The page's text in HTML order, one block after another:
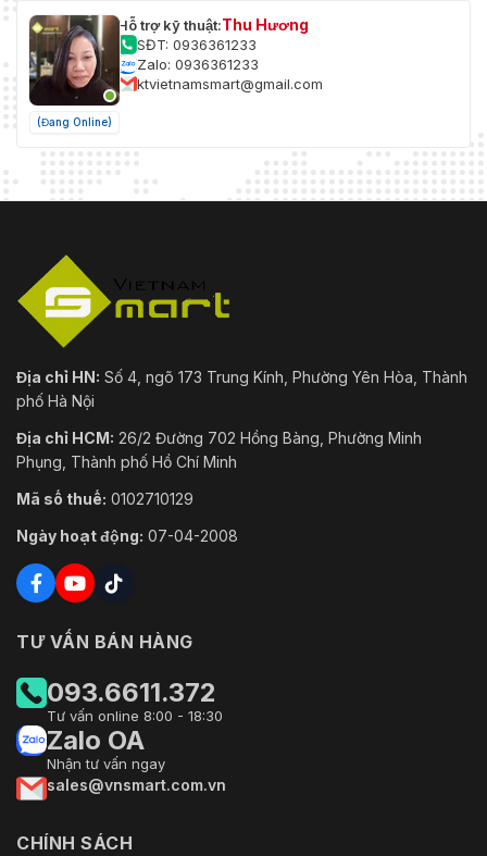
(Đang Online)
Hỗ trợ kỹ thuật:Thu Hương
SĐT: 0936361233
Zalo: 0936361233
ktvietnamsmart@gmail.com
Địa chỉ HN: Số 4, ngõ 173 Trung Kính, Phường Yên Hòa, Thành
phố Hà Nội
Địa chỉ HCM: 26/2 Đường 702 Hồng Bàng, Phường Minh
Phụng, Thành phố Hồ Chí Minh
Mã số thuế: 0102710129
Ngày hoạt động: 07-04-2008
TƯ VẤN BÁN HÀNG
093.6611.372
Tư vấn online 8:00 - 18:30
Zalo OA
Nhận tư vấn ngay
sales@vnsmart.com.vn
CHÍNH SÁCH